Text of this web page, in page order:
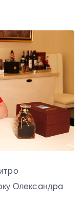
Олeкcaндpa